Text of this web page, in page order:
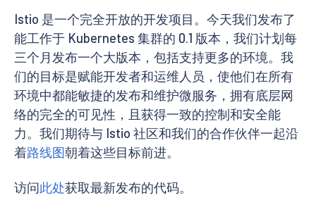
Istio 是一个完全开放的开发项目。今天我们发布了
能工作于 Kubernetes 集群的 0.1 版本，我们计划每
三个月发布一个大版本，包括支持更多的环境。我
们的目标是赋能开发者和运维人员，使他们在所有
环境中都能敏捷的发布和维护微服务，拥有底层网
络的完全的可见性，且获得一致的控制和安全能
力。我们期待与 Istio 社区和我们的合作伙伴一起沿
着路线图朝着这些目标前进。
访问此处获取最新发布的代码。